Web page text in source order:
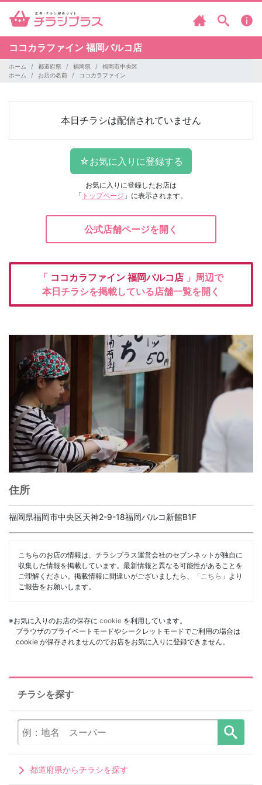
ココカラファイン 福岡パルコ店
ホーム 都道府県 福岡県
福岡市中央区
ホーム
お店の名前 ココカラファイン
本日チラシは配信されていません
お気に入りに登録したお店は
「 トップページ 」に表示されます。
公式店舗ページを開く
「 ココカラファイン 福岡パルコ店 」周辺で
本日チラシを掲載している店舗一覧を開く
住所
福岡県福岡市中央区天神2-9-18福岡パルコ新館B1F
こちらのお店の情報は、チラシプラス運営会社のセブンネットが独自に
収集した情報を掲載しています。最新情報と異なる可能性があることを
ご理解ください。掲載情報に間違いがございましたら、「 こちら 」より
ご報告をお願いします。
※お気に入りのお店の保存に cookie を利用しています。
ブラウザのプライベートモードやシークレットモードでご利用の場合は
cookie が保存されませんのでお店をお気に入りに登録できません。
チラシを探す
都道府県からチラシを探す